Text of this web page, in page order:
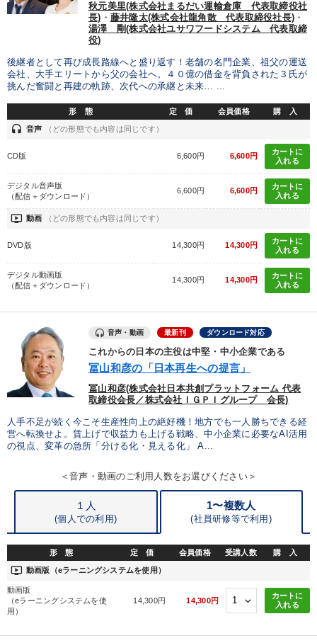
《強い財務を実践する経営者》講話４選
目的別
販売力を強化したい 財務・数字力の向上
社長の姿勢を学びたい 業績を伸ばしたい
キーワード
両利きの経営 モノづくり 一流人
歴史に学ぶ
local_offer タグから探す refresh 更新する
すべての音声・動画（全2077タイトル）からお探しいただけます
タグ・キーワード
健康・ウェルビーイング 賃金制度 M&A
女性経営者 営業 会長 イノベーション
秋元美里(株式会社まるだい運輸倉庫 代表取締役社
長) ・ 藤井隆太(株式会社龍角散 代表取締役社長) ・
湯澤 剛(株式会社ユサワフードシステム 代表取締
役)
後継者として再び成長路線へと盛り返す！老舗の名門企業、祖父の運送
会社、大手エリートから父の会社へ。４０億の借金を背負された３氏が
挑んだ奮闘と再建の軌跡、次代への承継と未来… ...
形 態 定 価 会員価格 購 入
headset 音声 （どの形態でも内容は同じです）
CD版 6,600円 6,600円
カートに
入れる
デジタル音声版
（配信＋ダウンロード）
6,600円 6,600円
カートに
入れる
ondemand_video 動画 （どの形態でも内容は同じです）
DVD版 14,300円 14,300円
カートに
入れる
デジタル動画版
（配信＋ダウンロード）
14,300円 14,300円
カートに
入れる
音声・動画 最新刊 ダウンロード対応
これからの日本の主役は中堅・中小企業である
冨山和彦の「日本再生への提言」
冨山和彦(株式会社日本共創プラットフォーム 代表
取締役会長／株式会社ＩＧＰＩグループ 会長)
人手不足が続く今こそ生産性向上の絶好機！地方でも一人勝ちできる経
営へ転換せよ。賃上げで収益力も上げる戦略、中小企業に必要なAI活用
の視点、変革の急所「分ける化・見える化」 A...
＜音声・動画のご利用人数をお選びください＞
１人
(個人での利用)
1〜複数人
(社員研修等で利用)
形 態 定 価 会員価格 受講人数 購 入
ondemand_video 動画版（eラーニングシステムを使用）
動画版
（eラーニングシステムを使
用）
14,300円 14,300円
カートに
入れる